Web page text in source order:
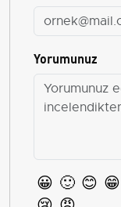
Yorumunuz
😀 🙂 😊 😁